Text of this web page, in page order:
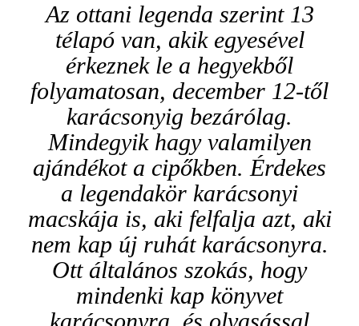
Az ottani legenda szerint 13
télapó van, akik egyesével
érkeznek le a hegyekből
folyamatosan, december 12-től
karácsonyig bezárólag.
Mindegyik hagy valamilyen
ajándékot a cipőkben. Érdekes
a legendakör karácsonyi
macskája is, aki felfalja azt, aki
nem kap új ruhát karácsonyra.
Ott általános szokás, hogy
mindenki kap könyvet